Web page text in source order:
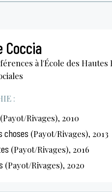
Coccia
à l'École des Hautes
:
Rivages), 2010
choses (Payot/Rivages), 2013
(Payot/Rivages), 2016
(Payot/Rivages), 2020